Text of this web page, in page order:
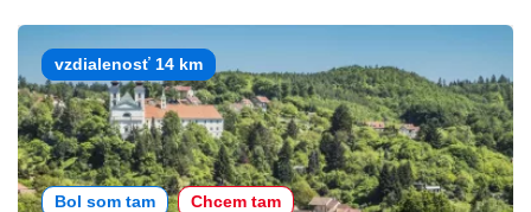
vzdialenosť 14 km
Bol som tam Chcem tam